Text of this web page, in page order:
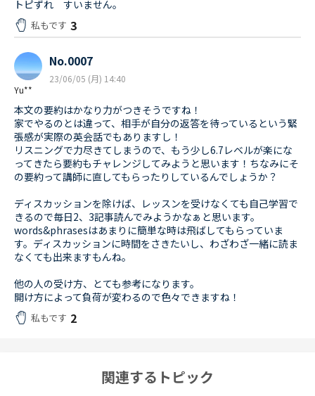
トピずれ すいません。
私もです 3
Yu**
No.0007
23/06/05 (月) 14:40
本文の要約はかなり力がつきそうですね！
家でやるのとは違って、相手が自分の返答を待っているという緊
張感が実際の英会話でもありますし！
リスニングで力尽きてしまうので、もう少し6.7レベルが楽にな
ってきたら要約もチャレンジしてみようと思います！ちなみにそ
の要約って講師に直してもらったりしているんでしょうか？
ディスカッションを除けば、レッスンを受けなくても自己学習で
きるので毎日2、3記事読んでみようかなぁと思います。
words&phrasesはあまりに簡単な時は飛ばしてもらっていま
す。ディスカッションに時間をさきたいし、わざわざ一緒に読ま
なくても出来ますもんね。
他の人の受け方、とても参考になります。
開け方によって負荷が変わるので色々できますね！
私もです 2
関連するトピック